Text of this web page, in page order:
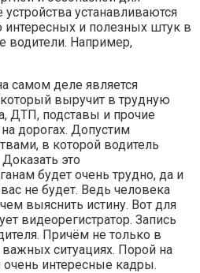
устанавливаются
интересных и полезных штук в
водители. Например,
самом деле является
выручит в трудную
ДТП, подставы и прочие
дорогах. Допустим
в которой водитель
это
будет очень трудно, да и
не будет. Ведь человека
выяснить истину. Вот для
видеорегистратор. Запись
Причём не только в
ситуациях. Порой на
очень интересные кадры.